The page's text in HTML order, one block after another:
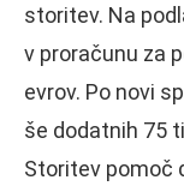
storitev. Na
v proračunu za
evrov. Po novi
še dodatnih 75
Storitev pomoč